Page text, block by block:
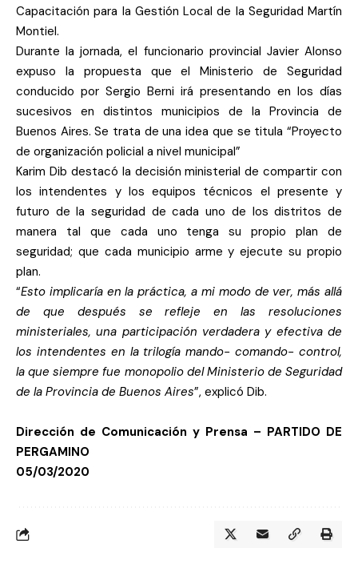
Capacitación para la Gestión Local de la Seguridad Martín
Montiel.
Durante la jornada, el funcionario provincial Javier Alonso
expuso la propuesta que el Ministerio de Seguridad
conducido por Sergio Berni irá presentando en los días
sucesivos en distintos municipios de la Provincia de
Buenos Aires. Se trata de una idea que se titula “Proyecto
de organización policial a nivel municipal”
Karim Dib destacó la decisión ministerial de compartir con
los intendentes y los equipos técnicos el presente y
futuro de la seguridad de cada uno de los distritos de
manera tal que cada uno tenga su propio plan de
seguridad; que cada municipio arme y ejecute su propio
plan.
“Esto implicaría en la práctica, a mi modo de ver, más allá
de que después se refleje en las resoluciones
ministeriales, una participación verdadera y efectiva de
los intendentes en la trilogía mando- comando- control,
la que siempre fue monopolio del Ministerio de Seguridad
de la Provincia de Buenos Aires”, explicó Dib.
Dirección de Comunicación y Prensa – PARTIDO DE
PERGAMINO
05/03/2020